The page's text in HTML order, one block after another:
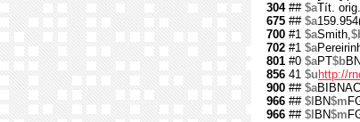
304## $aTít.
675 ## $a
700 #1 $aSmith,
702 #1 $a
801 #0 $aPT$bBN
856 41 $u http://
900 ## $aBIBNAC
966 ## $l BN$m
966 ## $l BN$m